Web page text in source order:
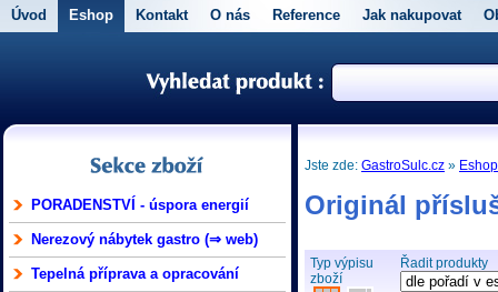
Úvod Eshop Kontakt O nás Reference Jak nakupovat
PORADENSTVÍ - úspora energií
Nerezový nábytek gastro (⇒ web)
Tepelná příprava a opracování
Jste zde:GastroSulc.cz » Eshop
Originál
Typ výpisu
zboží
Řadit produkty